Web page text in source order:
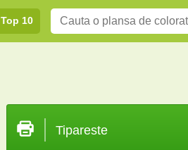
Top 10
Tipareste